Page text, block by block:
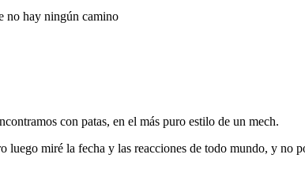
no hay ningún camino
con patas, en el más puro estilo de un mech.
miré la fecha y las reacciones de todo mundo, y no